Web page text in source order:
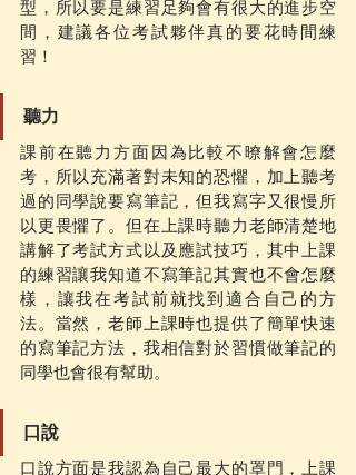
型，所以要是練習足夠會有很大的進步空
間，建議各位考試夥伴真的要花時間練
習！
聽力
課前在聽力方面因為比較不暸解會怎麼
考，所以充滿著對未知的恐懼，加上聽考
過的同學說要寫筆記，但我寫字又很慢所
以更畏懼了。但在上課時聽力老師清楚地
講解了考試方式以及應試技巧，其中上課
的練習讓我知道不寫筆記其實也不會怎麼
樣，讓我在考試前就找到適合自己的方
法。當然，老師上課時也提供了簡單快速
的寫筆記方法，我相信對於習慣做筆記的
同學也會很有幫助。
口說
口說方面是我認為自己最大的罩門，上課